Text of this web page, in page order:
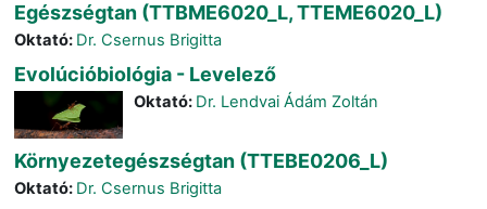
Egészségtan (TTBME6020_L, TTEME6020_L)
Oktató: Dr. Csernus Brigitta
Evolúcióbiológia - Levelező
Oktató: Dr. Lendvai Ádám Zoltán
Környezetegészségtan (TTEBE0206_L)
Oktató: Dr. Csernus Brigitta